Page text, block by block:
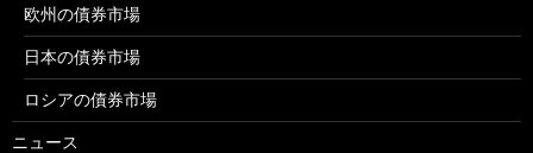
欧州の債券市場
日本の債券市場
ロシアの債券市場
ニュース